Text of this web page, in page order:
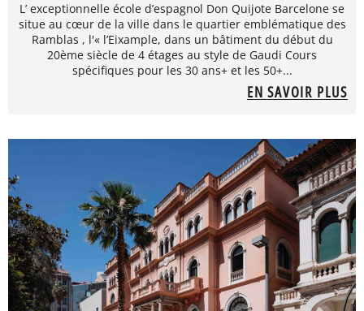
L’ exceptionnelle école d’espagnol Don Quijote Barcelone se
situe au cœur de la ville dans le quartier emblématique des
Ramblas , l'« l’Eixample, dans un bâtiment du début du
20ème siècle de 4 étages au style de Gaudi Cours
spécifiques pour les 30 ans+ et les 50+...
EN SAVOIR PLUS